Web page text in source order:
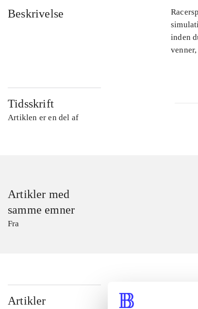
Beskrivelse
inden
Tidsskrift
Artiklen er en del af
Artikler med
samme emner
Fra
Artikler